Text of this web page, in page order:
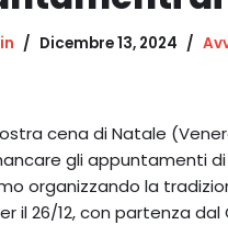
Dicembre 13, 2024
cena di Natale
gli appuntamenti
organizzando la
il 26/12, con partenza